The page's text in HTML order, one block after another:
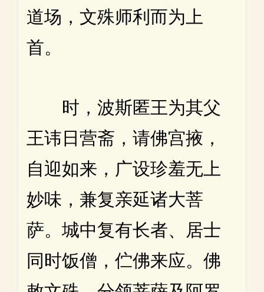
道场，文殊师利而为上
首。
时，波斯匿王为其父
王讳日营斋，请佛宫掖，
自迎如来，广设珍羞无上
妙味，兼复亲延诸大菩
萨。城中复有长者、居士
同时饭僧，伫佛来应。佛